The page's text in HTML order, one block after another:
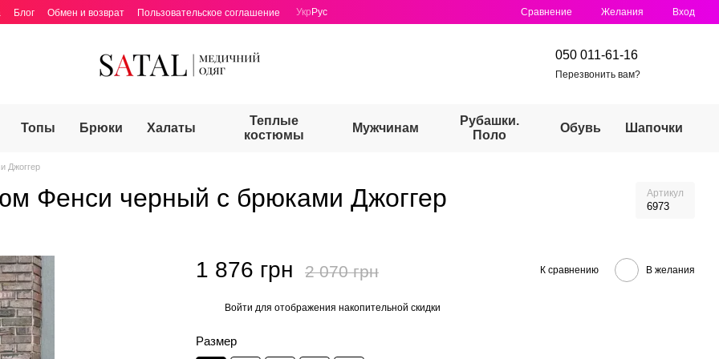
Блог Обмен и возврат Пользовательское соглашение Укр Рус Сравнение Желания Вход
050 011-61-16
Перезвонить вам?
Топы Брюки Халаты
Теплые
костюмы
Мужчинам
Рубашки.
Поло
Обувь Шапочки
Джоггер
Фенси черный с брюками Джоггер Артикул
6973
1 876 грн 2 070 грн К сравнению В желания
Войти для отображения накопительной скидки
Размер